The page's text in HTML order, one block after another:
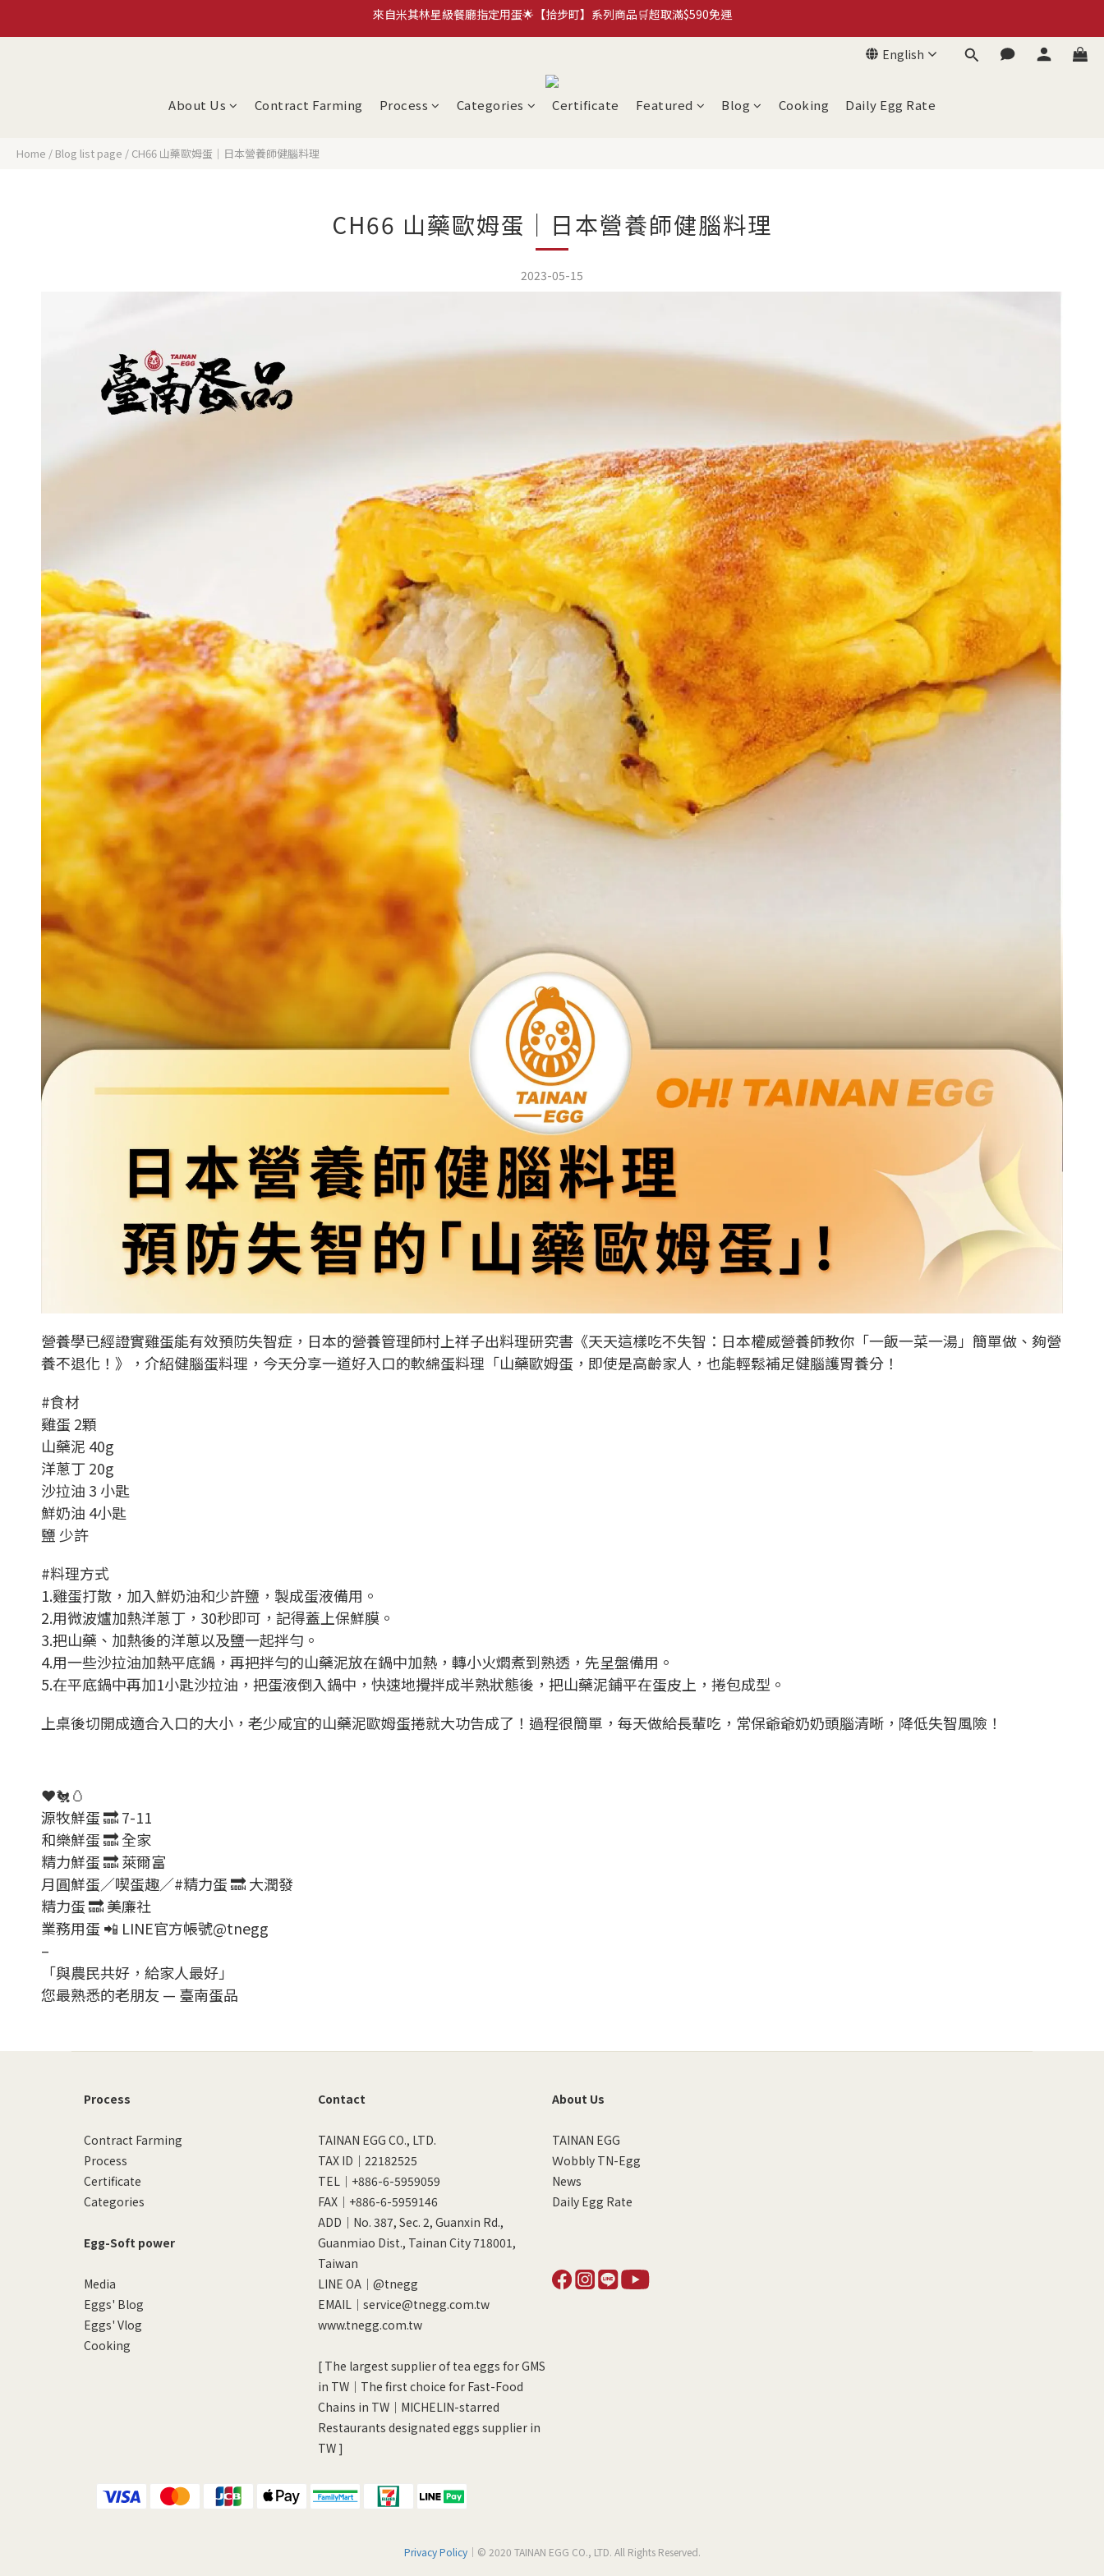
加入拾步町LINE好友💰現領現用官網優惠券$50
臺南蛋品×HMM｜循環再生蛋殼筆計畫🍀永續蛋殼原子筆《more...》
English
About Us Contract Farming Process Categories Certificate Featured Blog Cooking Daily Egg Rate
Home / Blog list page / CH66 山藥歐姆蛋｜日本營養師健腦料理
CH66 山藥歐姆蛋｜日本營養師健腦料理
2023-05-15
營養學已經證實雞蛋能有效預防失智症，日本的營養管理師村上祥子出料理研究書《天天這樣吃不失智：日本權威營養師教你「一飯一菜一湯」簡單做、夠營
養不退化！》，介紹健腦蛋料理，今天分享一道好入口的軟綿蛋料理「山藥歐姆蛋，即使是高齡家人，也能輕鬆補足健腦護胃養分！
#食材
雞蛋 2顆
山藥泥 40g
洋蔥丁 20g
沙拉油 3 小匙
鮮奶油 4小匙
鹽 少許
#料理方式
1.雞蛋打散，加入鮮奶油和少許鹽，製成蛋液備用。
2.用微波爐加熱洋蔥丁，30秒即可，記得蓋上保鮮膜。
3.把山藥、加熱後的洋蔥以及鹽一起拌勻。
4.用一些沙拉油加熱平底鍋，再把拌勻的山藥泥放在鍋中加熱，轉小火燜煮到熟透，先呈盤備用。
5.在平底鍋中再加1小匙沙拉油，把蛋液倒入鍋中，快速地攪拌成半熟狀態後，把山藥泥鋪平在蛋皮上，捲包成型。
上桌後切開成適合入口的大小，老少咸宜的山藥泥歐姆蛋捲就大功告成了！過程很簡單，每天做給長輩吃，常保爺爺奶奶頭腦清晰，降低失智風險！
❤️🐔🥚
源牧鮮蛋 🔜 7-11
和樂鮮蛋 🔜 全家
精力鮮蛋 🔜 萊爾富
月圓鮮蛋／喫蛋趣／#精力蛋 🔜 大潤發
精力蛋 🔜 美廉社
業務用蛋 📲 LINE官方帳號@tnegg
–
「與農民共好，給家人最好」
您最熟悉的老朋友 — 臺南蛋品
Process
Contract Farming
Process
Certificate
Categories
Egg-Soft power
Media
Eggs' Blog
Eggs' Vlog
Cooking
Contact
TAINAN EGG CO., LTD.
TAX ID｜22182525
TEL｜+886-6-5959059
FAX｜+886-6-5959146
ADD｜No. 387, Sec. 2, Guanxin Rd.,
Guanmiao Dist., Tainan City 718001,
Taiwan
LINE OA｜ @tnegg
EMAIL｜service@tnegg.com.tw
www.tnegg.com.tw
[ The largest supplier of tea eggs for GMS
in TW｜The first choice for Fast-Food
Chains in TW｜MICHELIN-starred
Restaurants designated eggs supplier in
TW ]
About Us
TAINAN EGG
Ｗobbly TN-Egg
News
Daily Egg Rate
Privacy Policy｜© 2020 TAINAN EGG CO., LTD. All Rights Reserved.